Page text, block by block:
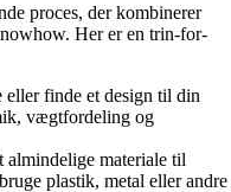
proces, der kombinerer
Her er en trin-for-
eller finde et design til din
vægtfordeling og
almindelige materiale til
plastik, metal eller andre